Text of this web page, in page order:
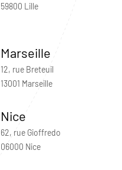
59800 Lille
Marseille
12, rue Breteuil
13001 Marseille
Nice
62, rue Gioffredo
06000 Nice